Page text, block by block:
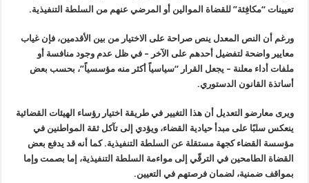
تعيينات “مكافِئة” للقضاة الموالين أو المرضي عنهم من السلطة التنفيذية.
ورغم أن النص المعدل ينص صراحة على الاختيار من بين الأقدمين، فإن غياب
معايير واضحة لتفضيل أحدهم على الآخر – في ظل عدم وجود منافسة أو
ملفات أداء معلنة – يجعل القرار “سياسياً أكثر منه مؤسسياً”، بحسب بعض
أساتذة القانون الدستوري.
ويرى معارضو التعديل أن هذا التغيير في طريقة اختيار رؤساء الهيئات القضائية
ينعكس سلبًا على مبدأ حيادية القضاء، ويؤدي إلى تآكل ثقة المواطنين في
مؤسسة القضاء كجهة مستقلة عن السلطة التنفيذية. كما أنه قد يدفع بعض
القضاة الطامحين في الترقّي إلى مواءمة السلطة التنفيذية، إما بصمت وإما
بمواقف ضمنية، لضمان فرصتهم في التعيين.